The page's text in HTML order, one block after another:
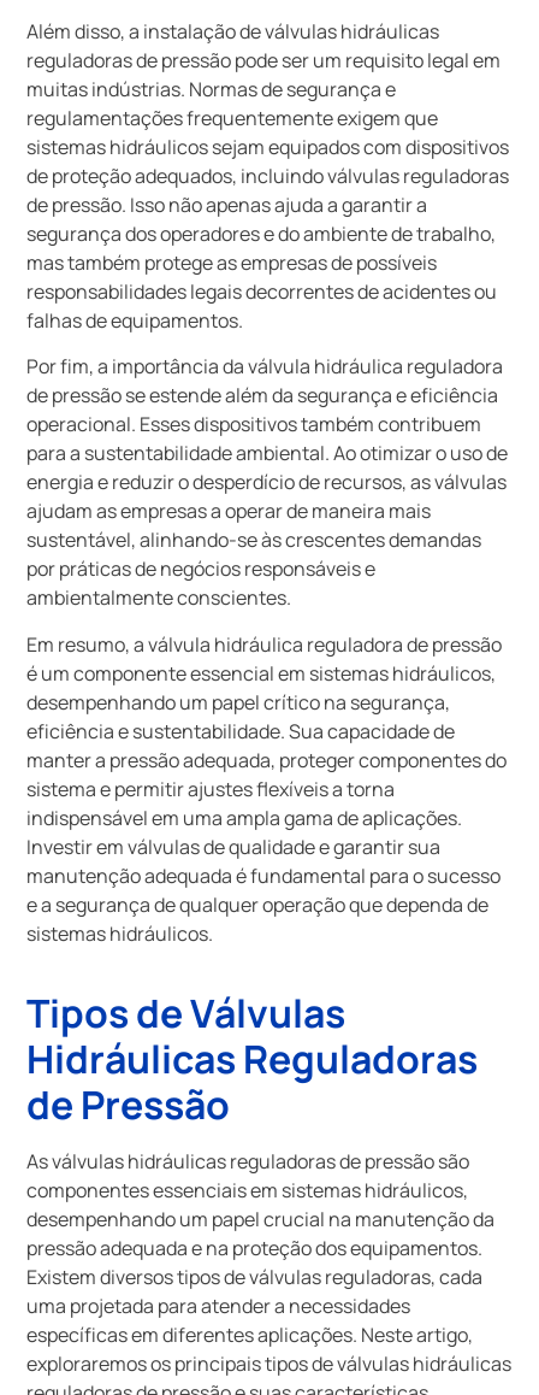
Além disso, a instalação de válvulas hidráulicas
reguladoras de pressão pode ser um requisito legal em
muitas indústrias. Normas de segurança e
regulamentações frequentemente exigem que
sistemas hidráulicos sejam equipados com dispositivos
de proteção adequados, incluindo válvulas reguladoras
de pressão. Isso não apenas ajuda a garantir a
segurança dos operadores e do ambiente de trabalho,
mas também protege as empresas de possíveis
responsabilidades legais decorrentes de acidentes ou
falhas de equipamentos.
Por fim, a importância da válvula hidráulica reguladora
de pressão se estende além da segurança e eficiência
operacional. Esses dispositivos também contribuem
para a sustentabilidade ambiental. Ao otimizar o uso de
energia e reduzir o desperdício de recursos, as válvulas
ajudam as empresas a operar de maneira mais
sustentável, alinhando-se às crescentes demandas
por práticas de negócios responsáveis e
ambientalmente conscientes.
Em resumo, a válvula hidráulica reguladora de pressão
é um componente essencial em sistemas hidráulicos,
desempenhando um papel crítico na segurança,
eficiência e sustentabilidade. Sua capacidade de
manter a pressão adequada, proteger componentes do
sistema e permitir ajustes flexíveis a torna
indispensável em uma ampla gama de aplicações.
Investir em válvulas de qualidade e garantir sua
manutenção adequada é fundamental para o sucesso
e a segurança de qualquer operação que dependa de
sistemas hidráulicos.
Tipos de Válvulas
Hidráulicas Reguladoras
de Pressão
As válvulas hidráulicas reguladoras de pressão são
componentes essenciais em sistemas hidráulicos,
desempenhando um papel crucial na manutenção da
pressão adequada e na proteção dos equipamentos.
Existem diversos tipos de válvulas reguladoras, cada
uma projetada para atender a necessidades
específicas em diferentes aplicações. Neste artigo,
exploraremos os principais tipos de válvulas hidráulicas